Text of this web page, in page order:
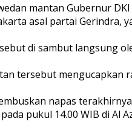
mantan Gubernur
asal partai Gerindra,
di sambut langsung
tersebut
napas
pukul 14.00 WIB di Al